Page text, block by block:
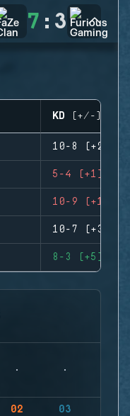
7 : 3
KD (+/-)
10-8 (+2)
5-4 (+1)
10-9 (+1)
10-7 (+3)
8-3 (+5)
02 03